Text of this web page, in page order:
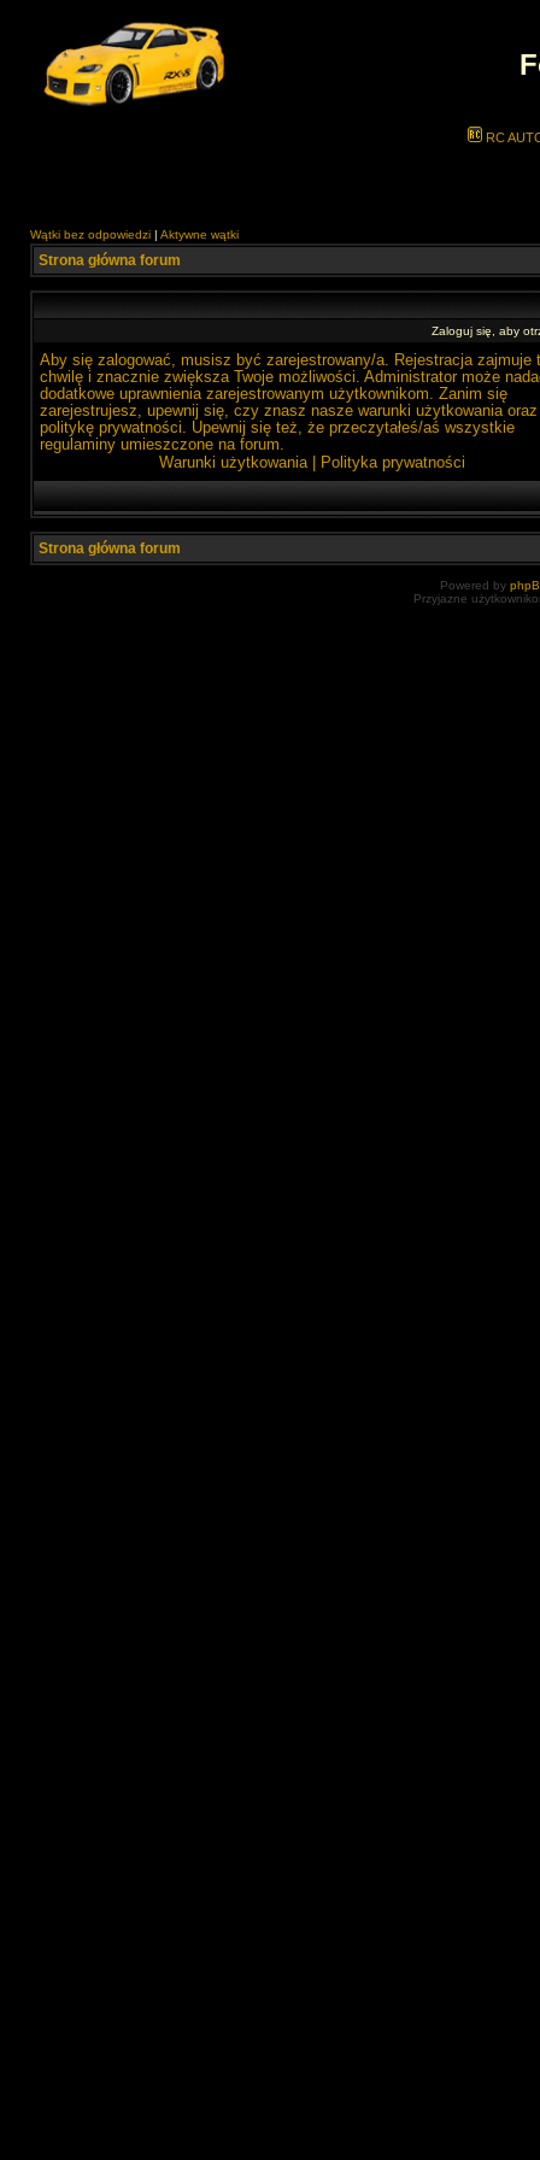
RC
Wątki bez odpowiedzi | Aktywne wątki
Strona główna forum
Zaloguj się, aby
Aby się zalogować, musisz być zarejestrowany/a. Rejestracja zajmuje
chwilę i znacznie zwiększa Twoje możliwości. Administrator może
dodatkowe uprawnienia zarejestrowanym użytkownikom. Zanim się
zarejestrujesz, upewnij się, czy znasz nasze warunki użytkowania oraz
politykę prywatności. Upewnij się też, że przeczytałeś/aś wszystkie
regulaminy umieszczone na forum.
Warunki użytkowania| Polityka prywatności
Strona główna forum
Powered by
Przyjazne